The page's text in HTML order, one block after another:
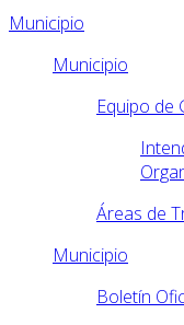
Municipio
Municipio
Equipo de
Áreas de
Municipio
Boletín